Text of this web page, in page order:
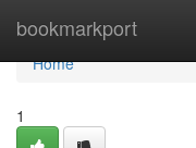
bookmarkport
Home
Home
1